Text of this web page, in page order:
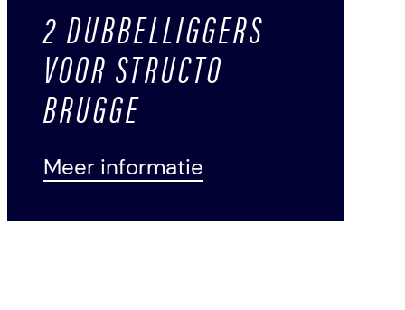
2 DUBBELLIGGERS
VOOR STRUCTO
BRUGGE
Meer informatie